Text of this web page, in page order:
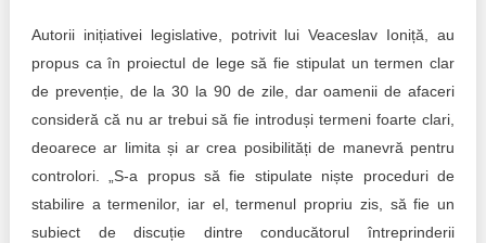
Autorii inițiativei legislative, potrivit lui Veaceslav Ioniță, au
propus ca în proiectul de lege să fie stipulat un termen clar
de prevenție, de la 30 la 90 de zile, dar oamenii de afaceri
consideră că nu ar trebui să fie introduși termeni foarte clari,
deoarece ar limita și ar crea posibilități de manevră pentru
controlori. „S-a propus să fie stipulate niște proceduri de
stabilire a termenilor, iar el, termenul propriu zis, să fie un
subiect de discuție dintre conducătorul întreprinderii